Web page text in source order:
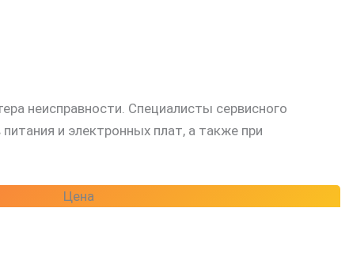
неисправности. Специалисты сервисного
и электронных плат, а также при
Цена